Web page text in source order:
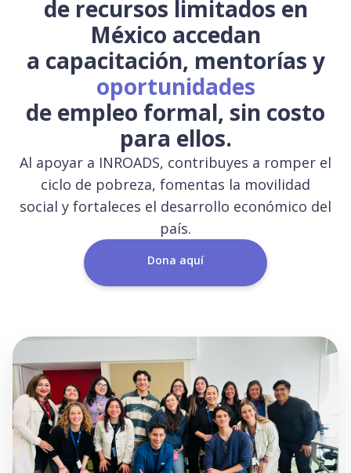
de recursos limitados en
México accedan
a capacitación, mentorías y
oportunidades
de empleo formal, sin costo
para ellos.
Al apoyar a INROADS, contribuyes a romper el
ciclo de pobreza, fomentas la movilidad
social y fortaleces el desarrollo económico del
país.
Dona aquí